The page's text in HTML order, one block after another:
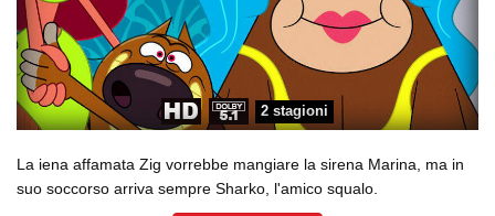
2 stagioni
La iena affamata Zig vorrebbe mangiare la sirena Marina, ma in
suo soccorso arriva sempre Sharko, l'amico squalo.